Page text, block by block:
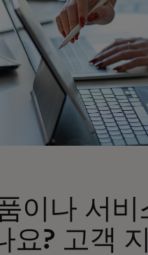
이나 서비
요? 고객